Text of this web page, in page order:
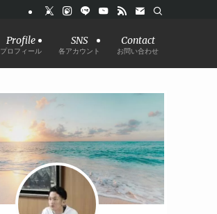
Profile
プロフィール
SNS
各アカウント
Contact
お問い合わせ